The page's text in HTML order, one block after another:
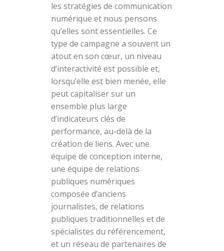
les stratégies de communication
numérique et nous pensons
qu’elles sont essentielles. Ce
type de campagne a souvent un
atout en son cœur, un niveau
d’interactivité est possible et,
lorsqu’elle est bien menée, elle
peut capitaliser sur un
ensemble plus large
d’indicateurs clés de
performance, au-delà de la
création de liens. Avec une
équipe de conception interne,
une équipe de relations
publiques numériques
composée d’anciens
journalistes, de relations
publiques traditionnelles et de
spécialistes du référencement,
et un réseau de partenaires de